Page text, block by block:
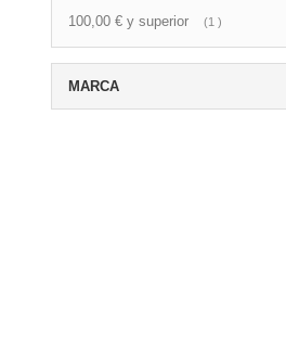
100,00 € y superior 1 artículo
MARCA